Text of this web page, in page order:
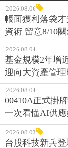
2026.08.06
帳面獲利落袋
資術 留意8/10關
2026.08.04
基金規模2年增
迎向大資產管理
2026.08.04
00410A正式掛
一次看懂AI供
2026.08.03
台股科技新兵